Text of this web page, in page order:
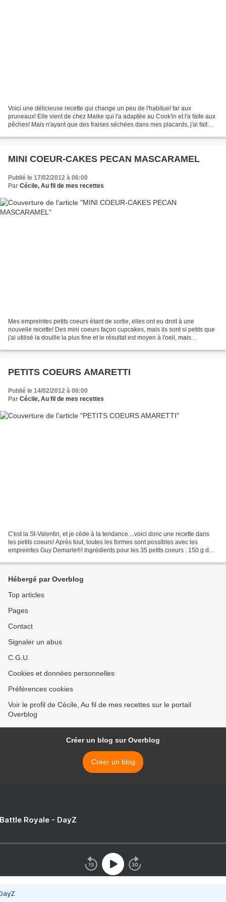
Voici une délicieuse recette qui change un peu de l'habituel far aux
pruneaux! Elle vient de chez Maike qui l'a adaptée au Cook'in et l'a faite aux
pêches! Mais n'ayant que des fraises séchées dans mes placards, j'ai fait
MINI COEUR-CAKES PECAN MASCARAMEL
Publié le 17/02/2012 à 06:00
Par Cécile, Au fil de mes recettes
Mes empreintes petits coeurs étant de sortie, elles ont eu droit à une
nouvelle recette! Des mini coeurs façon cupcakes, mais ils sont si petits que
j'ai utilisé la douille la plus fine et le résultat est moyen à l'oeil, mais
PETITS COEURS AMARETTI
Publié le 14/02/2012 à 06:00
Par Cécile, Au fil de mes recettes
C'est la St-Valentin, et je cède à la tendance....voici donc une recette dans
les petits coeurs! Après tout, toutes les formes sont possibles avec les
empreintes Guy Demarle®! Ingrédients pour les 35 petits coeurs : 150 g de
Hébergé par Overblog
Top articles
Pages
Contact
Signaler un abus
C.G.U.
Cookies et données personnelles
Préférences cookies
Voir le profil de Cécile, Au fil de mes recettes sur le portail
Overblog
Créer un blog sur Overblog
Créer un blog
Royale - DayZ